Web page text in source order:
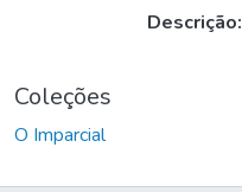
Descrição:
Coleções
O Imparcial